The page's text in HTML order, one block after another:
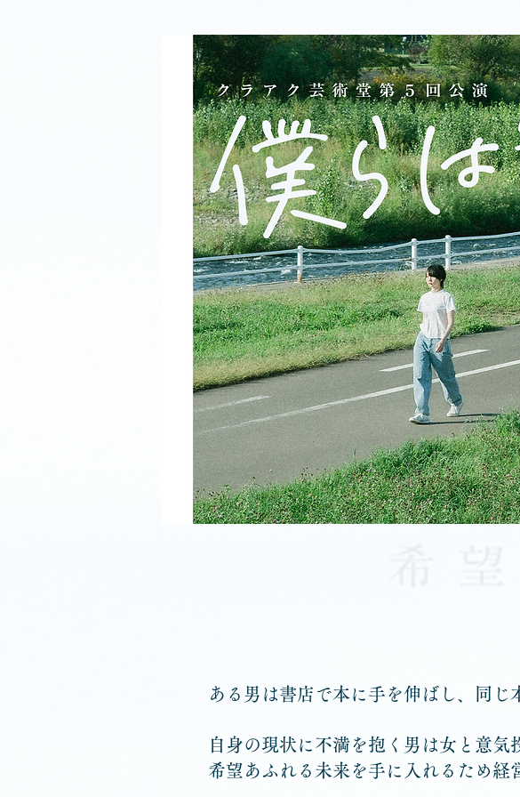
ある男は書店で本に手を伸ばし、同
自身の現状に不満を抱く男は女と意気
希望あふれる未来を手に入れるため経